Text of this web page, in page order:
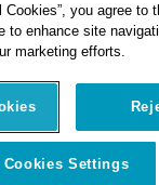
することにより
されます。
Cookies”, you agree to
to enhance site
marketing efforts.
Cookies Settings